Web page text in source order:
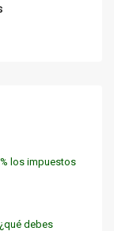
los impuestos
debes